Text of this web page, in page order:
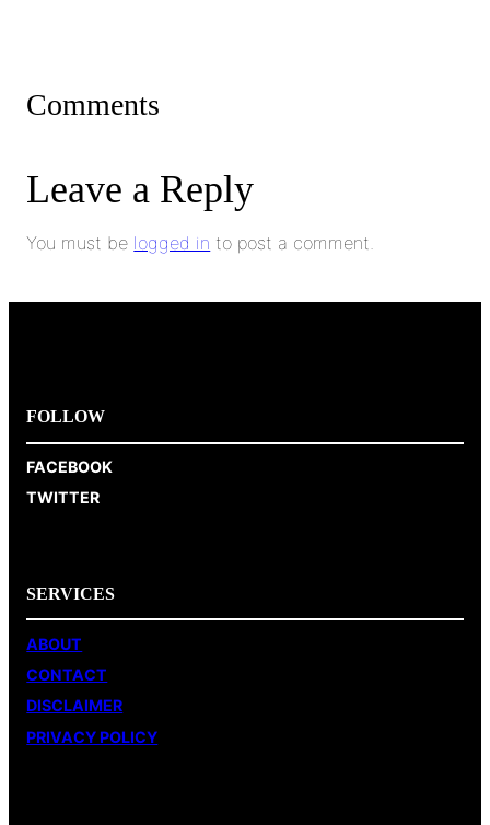
Comments
Leave a Reply
You must be logged in to post a comment.
FOLLOW
FACEBOOK
TWITTER
SERVICES
ABOUT
CONTACT
DISCLAIMER
PRIVACY POLICY